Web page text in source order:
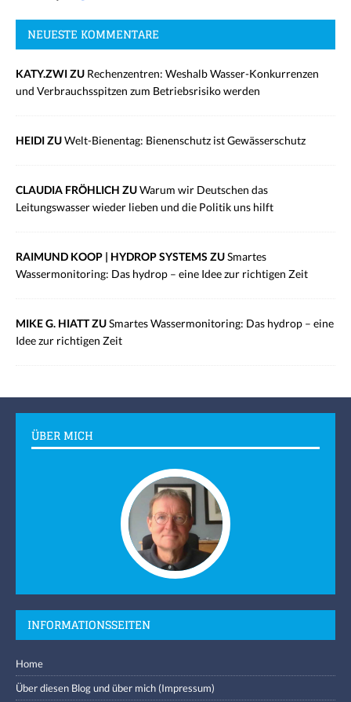
NEUESTE KOMMENTARE
KATY.ZWI ZU Rechenzentren: Weshalb Wasser-Konkurrenzen
und Verbrauchsspitzen zum Betriebsrisiko werden
HEIDI ZUWelt-Bienentag: Bienenschutz ist Gewässerschutz
CLAUDIA FRÖHLICH ZUWarum wir Deutschen das
Leitungswasser wieder lieben und die Politik uns hilft
RAIMUND KOOP | HYDROP SYSTEMS ZUSmartes
Wassermonitoring: Das hydrop – eine Idee zur richtigen Zeit
MIKE G. HIATT ZUSmartes Wassermonitoring: Das hydrop – eine
Idee zur richtigen Zeit
ÜBER MICH
INFORMATIONSSEITEN
Home
Über diesen Blog und über mich (Impressum)